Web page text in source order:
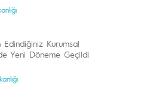
Edindiğiniz Kurumsal
Yeni Döneme Geçildi